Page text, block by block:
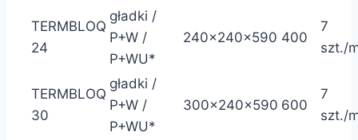
TERMBLOQ
24
gładki /
P+W /
P+WU*
240x240x590 400
7
szt./
TERMBLOQ
30
gładki /
P+W /
P+WU*
300x240x590 600
7
szt./